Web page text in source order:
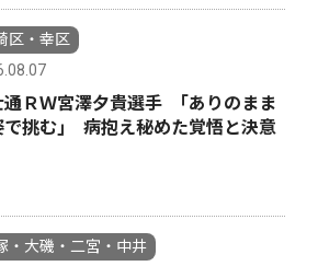
区・幸区
通ＲＷ宮澤夕貴選手 ｢ありのまま
で挑む｣ 病抱え秘めた覚悟と決意
・大磯・二宮・中井